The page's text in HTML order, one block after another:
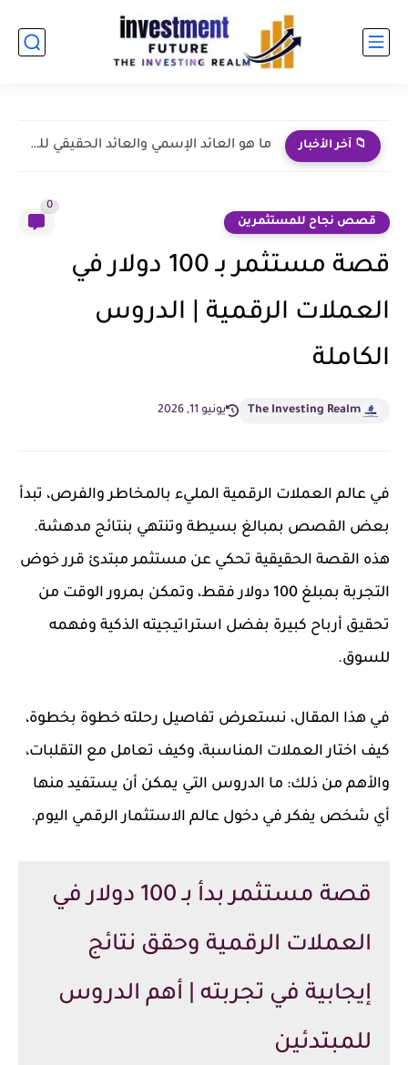
📁 آخر الأخبار نجاحات طارق نور | من الإعلانات إلى الاستثمار الإعلامي
قصص نجاح للمستثمرين
0
قصة مستثمر بـ 100 دولار في
العملات الرقمية | الدروس
الكاملة
The Investing Realm يونيو 11, 2026
في عالم العملات الرقمية المليء بالمخاطر والفرص، تبدأ
بعض القصص بمبالغ بسيطة وتنتهي بنتائج مدهشة.
هذه القصة الحقيقية تحكي عن مستثمر مبتدئ قرر خوض
التجربة بمبلغ 100 دولار فقط، وتمكن بمرور الوقت من
تحقيق أرباح كبيرة بفضل استراتيجيته الذكية وفهمه
للسوق.
في هذا المقال، نستعرض تفاصيل رحلته خطوة بخطوة،
كيف اختار العملات المناسبة، وكيف تعامل مع التقلبات،
والأهم من ذلك: ما الدروس التي يمكن أن يستفيد منها
أي شخص يفكر في دخول عالم الاستثمار الرقمي اليوم.
قصة مستثمر بدأ بـ 100 دولار في
العملات الرقمية وحقق نتائج
إيجابية في تجربته | أهم الدروس
للمبتدئين